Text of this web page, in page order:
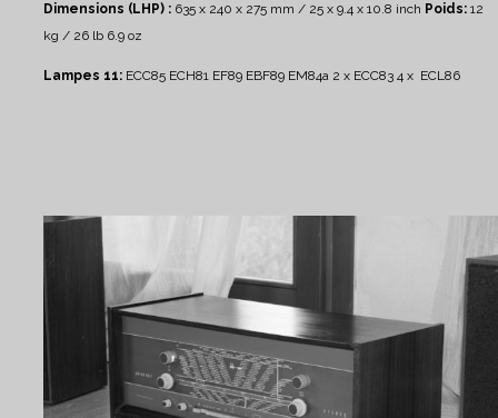
Dimensions (LHP) : 635 x 240 x 275 mm / 25 x 9.4 x 10.8 inch Poids: 12
kg / 26 lb 6.9 oz
Lampes 11: ECC85 ECH81 EF89 EBF89 EM84a 2 x ECC83 4 x ECL86